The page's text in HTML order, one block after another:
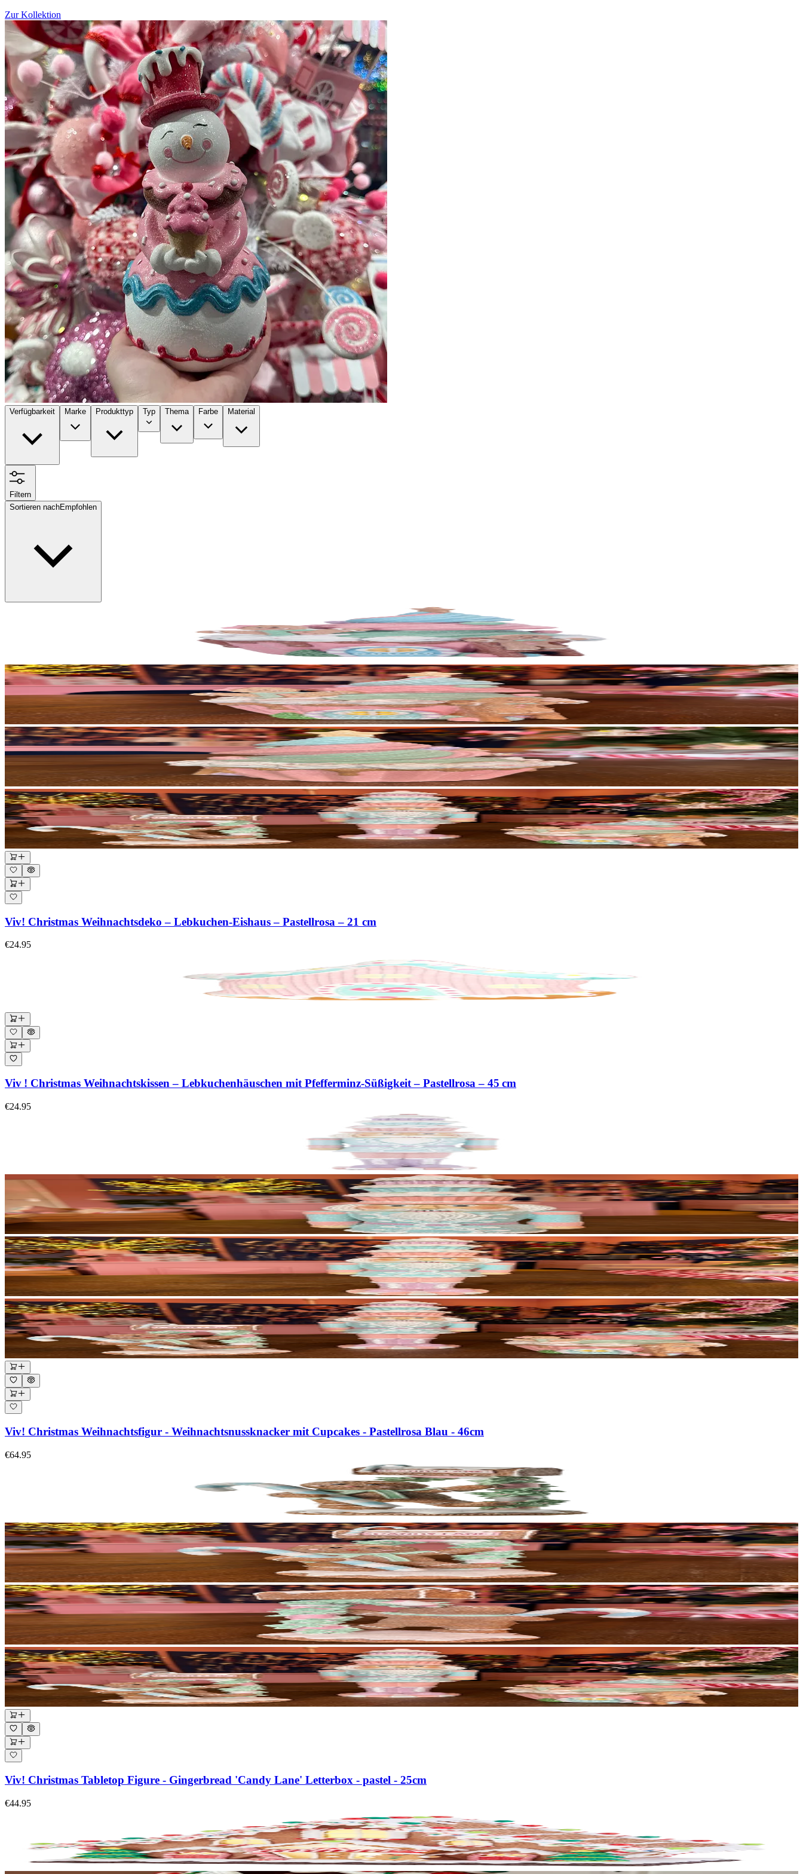
Zur Kollektion
Verfügbarkeit Marke Produkttyp Typ Thema Farbe Material
Filtern
Sortieren nachEmpfohlen
Viv! Christmas Weihnachtsdeko – Lebkuchen-Eishaus – Pastellrosa – 21 cm
€24.95
Viv ! Christmas Weihnachtskissen – Lebkuchenhäuschen mit Pfefferminz‑Süßigkeit – Pastellrosa – 45 cm
€24.95
Viv! Christmas Weihnachtsfigur - Weihnachtsnussknacker mit Cupcakes - Pastellrosa Blau - 46cm
€64.95
Viv! Christmas Tabletop Figure - Gingerbread 'Candy Lane' Letterbox - pastel - 25cm
€44.95